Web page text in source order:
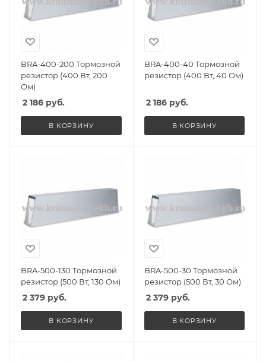
BRA-400-200 Тормозной
резистор (400 Вт, 200
Ом)
2 186 руб.
В КОРЗИНУ
BRA-400-40 Тормозной
резистор (400 Вт, 40 Ом)
2 186руб.
В КОРЗИНУ
BRA-500-130 Тормозной
резистор (500 Вт, 130 Ом)
2 379 руб.
В КОРЗИНУ
BRA-500-30 Тормозной
резистор (500 Вт, 30 Ом)
2 379руб.
В КОРЗИНУ